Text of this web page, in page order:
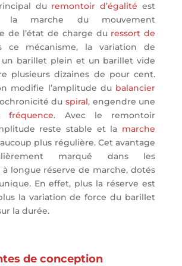
du remontoir d’égalité est
la marche du mouvement
de l’état de charge du ressort de
ce mécanisme, la variation de
barillet plein et un barillet vide
plusieurs dizaines de pour cent.
modifie l’amplitude du balancier
duspiral, engendre une
fréquence. Avec le remontoir
reste stable et la marche
plus régulière. Cet avantage
marqué dans les
longue réserve de marche, dotés
En effet, plus la réserve est
la variation de force du barillet
la durée.
de conception